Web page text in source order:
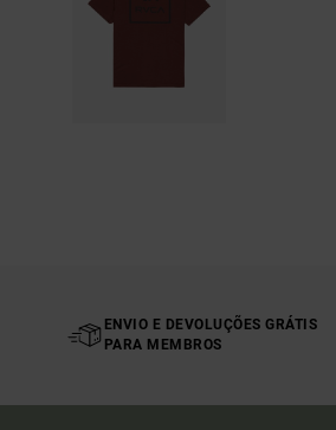
ENVIO E DEVOLUÇÕES GRÁTIS
PARA MEMBROS